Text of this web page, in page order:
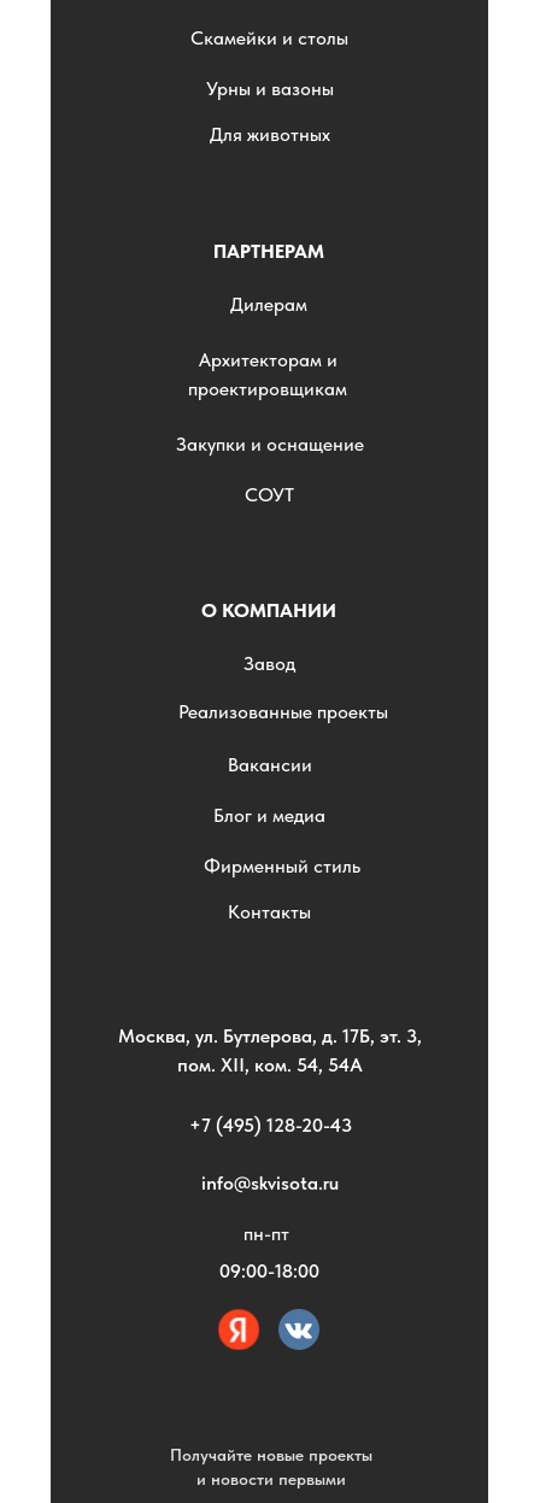
ПАРТНЕРАМ
Архитекторам и
проектировщикам
Дилерам
Закупки и оснащение
СОУТ
Получайте новые проекты
и новости первыми
О КОМПАНИИ
Завод
Реализованные проекты
Вакансии
Блог и медиа
Фирменный стиль
Контакты
+7 (495) 128-20-43
info@skvisota.ru
Москва, ул. Бутлерова, д. 17Б, эт. 3,
пом. XII, ком. 54, 54А
пн-пт
09:00-18:00
Скамейки и столы
Урны и вазоны
Для животных